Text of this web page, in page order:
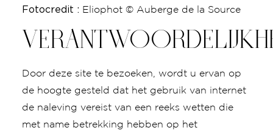
Fotocredit : Eliophot © Auberge de la Source
Door deze site te bezoeken, wordt u ervan op
de hoogte gesteld dat het gebruik van internet
de naleving vereist van een reeks wetten die
met name betrekking hebben op het